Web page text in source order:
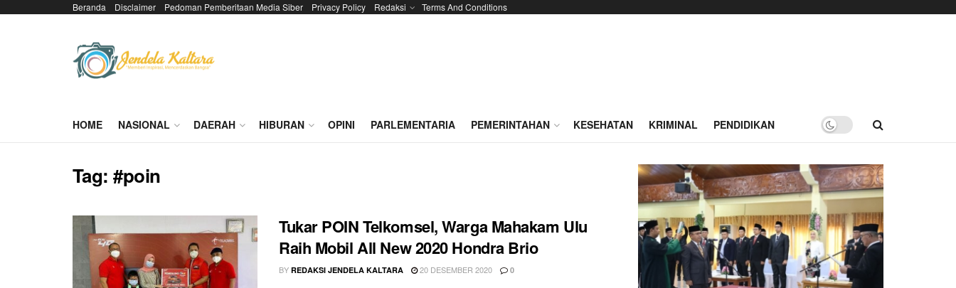
Beranda Disclaimer Pedoman Pemberitaan Media Siber Privacy Policy Redaksi Terms And Conditions
HOME NASIONAL DAERAH HIBURAN OPINI PARLEMENTARIA PEMERINTAHAN KESEHATAN KRIMINAL PENDIDIKAN
Tag:#poin
Tukar POIN Telkomsel, Warga Mahakam Ulu
Raih Mobil All New 2020 Hondra Brio
BY REDAKSI JENDELA KALTARA 20 DESEMBER 2020 0